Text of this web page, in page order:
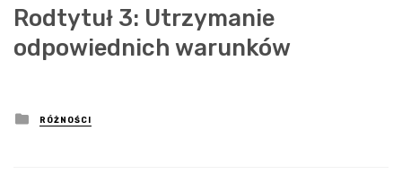
Rodtytuł 3: Utrzymanie
odpowiednich warunków
Posted
in
RÓŻNOŚCI